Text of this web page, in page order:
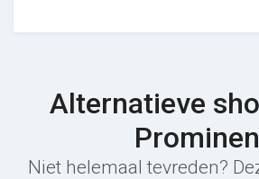
Alternatieve
Niet helemaal tevreden?